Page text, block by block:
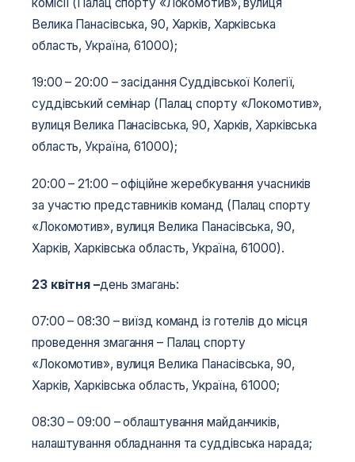
Велика Панасівська, 90, Харків, Харківська
область, Україна, 61000);
19:00­­­ – 20:00 – засідання Суддівської Колегії,
суддівський семінар (Палац спорту «Локомотив»,
вулиця Велика Панасівська, 90, Харків, Харківська
область, Україна, 61000);
20:00­­­ – 21:00 – офіційне жеребкування учасників
за участю представників команд (Палац спорту
«Локомотив», вулиця Велика Панасівська, 90,
Харків, Харківська область, Україна, 61000).
23 квітня –день змагань:
07:00 – 08:30 – виїзд команд із готелів до місця
проведення змагання – Палац спорту
«Локомотив», вулиця Велика Панасівська, 90,
Харків, Харківська область, Україна, 61000;
08:30 – 09:00 – облаштування майданчиків,
налаштування обладнання та суддівська нарада;